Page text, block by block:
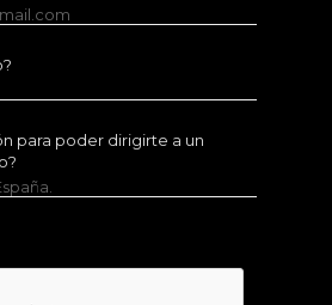
para poder dirigirte a un